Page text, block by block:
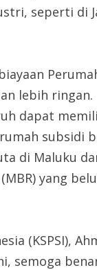
seperti di
lebih ringan.
dapat
subsidi
di Maluku
yang
(KSPSI),
semoga